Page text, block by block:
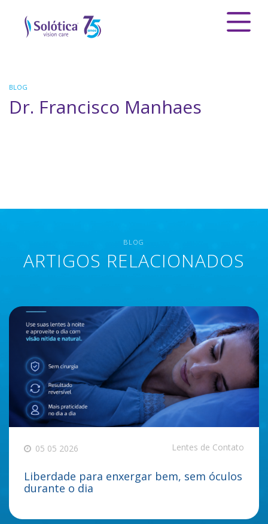
BLOG
Dr. Francisco Manhaes
BLOG
ARTIGOS RELACIONADOS
05 05 2026 Lentes de Contato
Liberdade para enxergar bem, sem óculos
durante o dia